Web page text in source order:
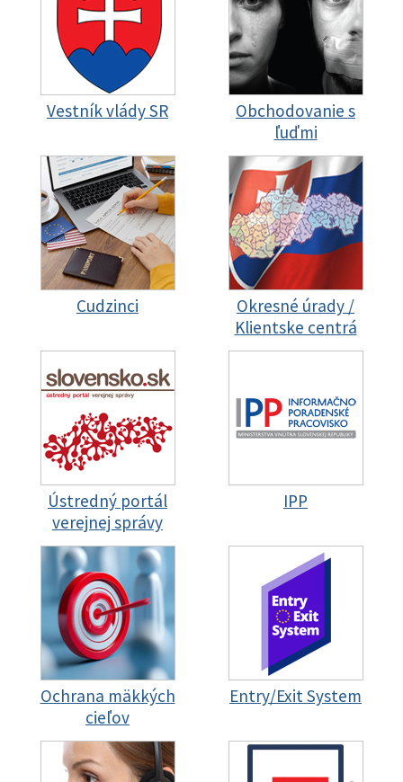
Vestník vlády SR
Obchodovanie s
ľuďmi
Cudzinci
Okresné úrady /
Klientske centrá
Ústredný portál
verejnej správy
IPP
Ochrana mäkkých
cieľov
Entry/Exit System